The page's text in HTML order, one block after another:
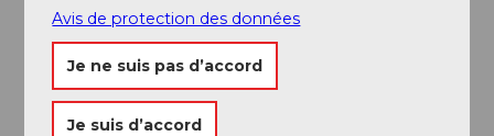
Restaurant Schwarzenbach
Markus und Sonja Schelbert-Gwerder
Schwarzenbach 1
6436Bisisthal
+41 (0)41 830 12 16
Avis de protection des données
Je ne suis pas d’accord
Je suis d’accord